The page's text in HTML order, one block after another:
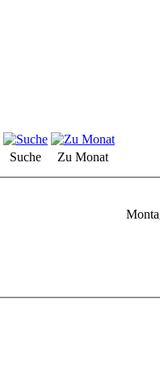
Suche
Zu Monat